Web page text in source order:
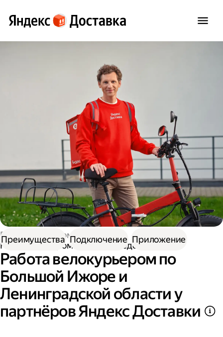
Работа курьером
Работа курьером на велосипеде
Работа велокурьером по
Большой Ижоре и
Ленинградской области у
партнёров Яндекс Доставки
Преимущества Подключение Приложение